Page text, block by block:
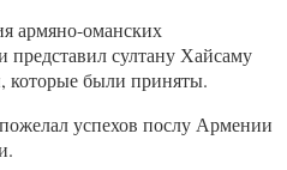
армяно-оманских
султану Хайсаму
которые были приняты.
успехов послу Армении